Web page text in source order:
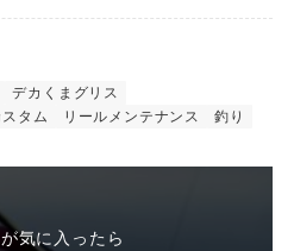
デカくまグリス
タム リールメンテナンス 釣り
気に入ったら